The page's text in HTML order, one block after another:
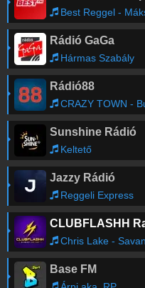
Best Reggel -
Rádió GaGa
Hármas Szabály
Rádió88
CRAZY TOWN -
Sunshine Rádió
Keltető
Jazzy Rádió
Reggeli Express
CLUBFLASHH
Chris Lake -
Base FM